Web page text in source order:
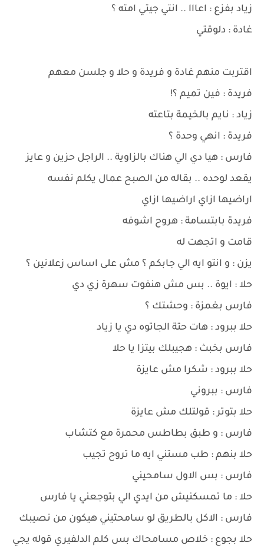
زياد بفزع : اعااا .. انتي جيتي امته ؟
غادة : دلوقتي
اقتربت منهم غادة و فريدة و حلا و جلسن معهم
فريدة : فين تميم ؟!
زياد : نايم بالخيمة بتاعته
فريدة : انهي وحدة ؟
فارس : هيا دي الي هناك بالزاوية .. الراجل حزين و عايز
يقعد لوحده .. بقاله من الصبح عمال يكلم نفسه
اراضيها ازاي اراضيها ازاي
فريدة بابتسامة : هروح اشوفه
قامت و اتجهت له
يزن : و انتو ايه الي جابكم ؟ مش على اساس زعلانين ؟
حلا : ايوة .. بس مش هنفوت سهرة زي دي
فارس بغمزة : وحشتك ؟
حلا ببرود : هات حتة الجاتوه دي يا زياد
فارس بخبث : هجيبلك بيتزا يا حلا
حلا ببرود : شكرا مش عايزة
فارس : ببروني
حلا بتوتر : قولتلك مش عايزة
فارس : و طبق بطاطس محمرة مع كتشاب
حلا بنهم : طب مستني ايه ما تروح تجيب
فارس : بس الاول سامحيني
حلا : ما تمسكنيش من ايدي الي بتوجعني يا فارس
فارس : الاكل بالطريق لو سامحتيني هيكون من نصيبك
حلا بجوع : خلاص مسامحاك بس كلم الدلفيري قوله يجي